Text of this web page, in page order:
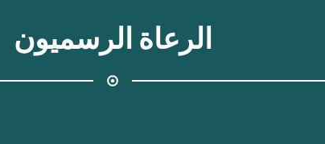
الرعاة الرسميون